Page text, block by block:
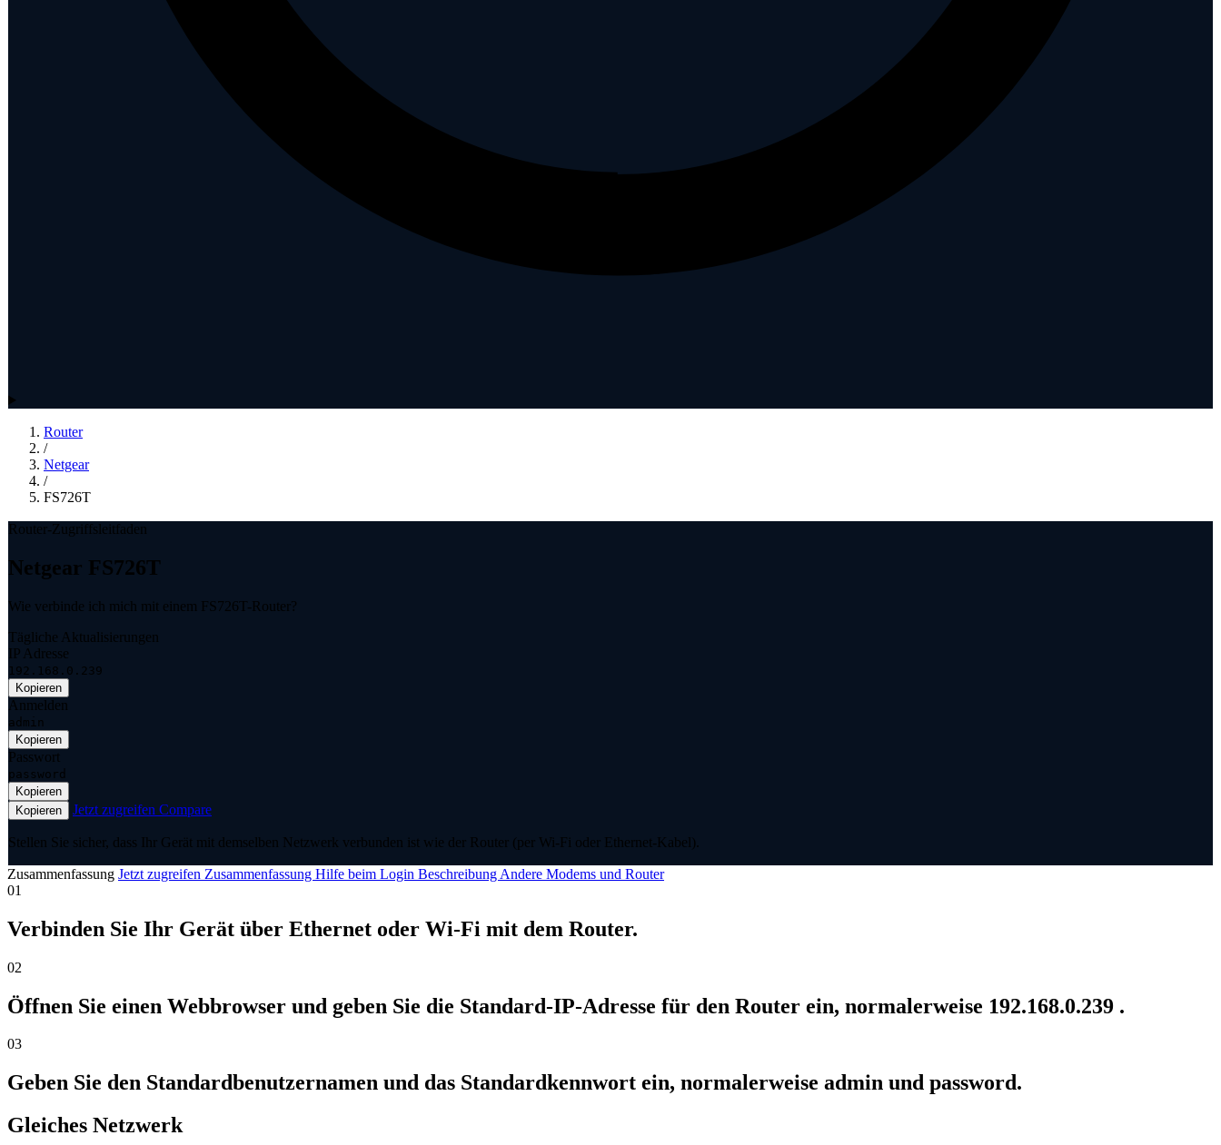
Router
/
Netgear
/
FS726T
Router-Zugriffsleitfaden
Netgear FS726T
Wie verbinde ich mich mit einem FS726T-Router?
Tägliche Aktualisierungen
IP Adresse
192.168.0.239
Kopieren
Anmelden
admin
Kopieren
Passwort
password
Kopieren
Kopieren
Jetzt zugreifen Compare
Stellen Sie sicher, dass Ihr Gerät mit demselben Netzwerk verbunden ist wie der Router (per Wi-Fi oder Ethernet-Kabel).
Zusammenfassung Jetzt zugreifen Zusammenfassung Hilfe beim Login Beschreibung Andere Modems und Router
01
Verbinden Sie Ihr Gerät über Ethernet oder Wi-Fi mit dem Router.
02
Öffnen Sie einen Webbrowser und geben Sie die Standard-IP-Adresse für den Router ein, normalerweise 192.168.0.239 .
03
Geben Sie den Standardbenutzernamen und das Standardkennwort ein, normalerweise admin und password.
Gleiches Netzwerk